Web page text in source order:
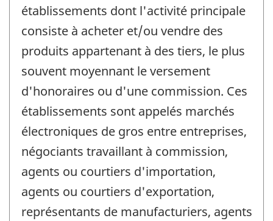
établissements dont l'activité principale
consiste à acheter et/ou vendre des
produits appartenant à des tiers, le plus
souvent moyennant le versement
d'honoraires ou d'une commission. Ces
établissements sont appelés marchés
électroniques de gros entre entreprises,
négociants travaillant à commission,
agents ou courtiers d'importation,
agents ou courtiers d'exportation,
représentants de manufacturiers, agents